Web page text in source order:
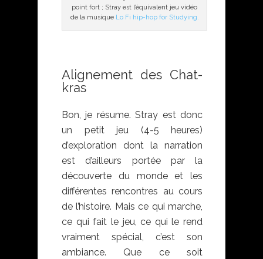
point fort ; Stray est l’équivalent jeu vidéo
de la musique Lo Fi hip-hop for Studying.
Alignement des Chat-
kras
Bon, je résume. Stray est donc
un petit jeu (4-5 heures)
d’exploration dont la narration
est d’ailleurs portée par la
découverte du monde et les
différentes rencontres au cours
de l’histoire. Mais ce qui marche,
ce qui fait le jeu, ce qui le rend
vraiment spécial, c’est son
ambiance. Que ce soit